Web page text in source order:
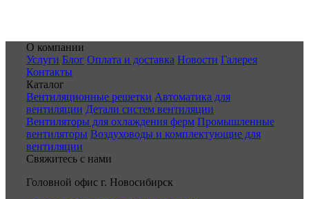
О компании
Услуги Блог Оплата и доставка Новости Галерея
Контакты
Каталог
Вентиляционные решетки Автоматика для
вентиляции Детали систем вентиляции
Вентиляторы для охлаждения ферм Промышленные
вентиляторы Воздуховоды и комплектующие для
вентиляции
Свяжитесь с нами
Головной офис г. Новосибирск